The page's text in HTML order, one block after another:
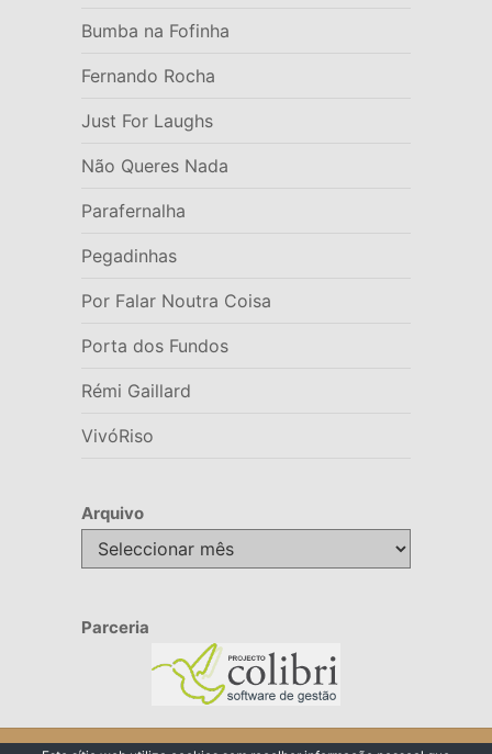
Bumba na Fofinha
Fernando Rocha
Just For Laughs
Não Queres Nada
Parafernalha
Pegadinhas
Por Falar Noutra Coisa
Porta dos Fundos
Rémi Gaillard
VivóRiso
Arquivo
Arquivo
Parceria